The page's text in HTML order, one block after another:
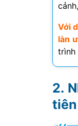
Với
làn
trình
tiên